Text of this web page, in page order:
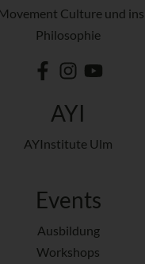
Culture und
Philosophie
AYI
AYInstitute Ulm
Events
Ausbildung
Workshops